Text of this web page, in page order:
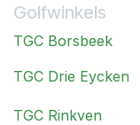
Golfwinkels
TGC Borsbeek
TGC Drie Eycken
TGC Rinkven